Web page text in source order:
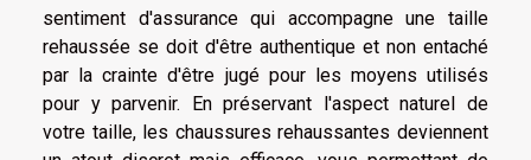
sentiment d'assurance qui accompagne une taille
rehaussée se doit d'être authentique et non entaché
par la crainte d'être jugé pour les moyens utilisés
pour y parvenir. En préservant l'aspect naturel de
votre taille, les chaussures rehaussantes deviennent